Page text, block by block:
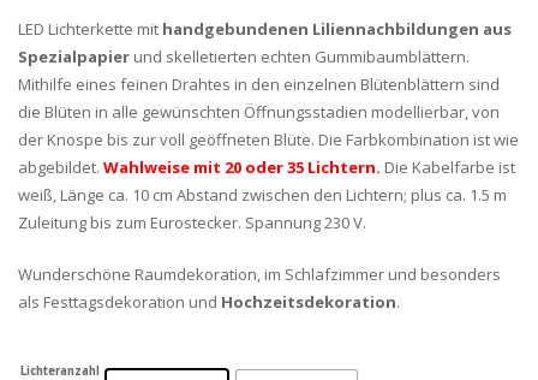
LED Lichterkette mit handgebundenen Liliennachbildungen aus
Spezialpapier und skelletierten echten Gummibaumblättern.
Mithilfe eines feinen Drahtes in den einzelnen Blütenblättern sind
die Blüten in alle gewünschten Öffnungsstadien modellierbar, von
der Knospe bis zur voll geöffneten Blüte. Die Farbkombination ist wie
abgebildet. Wahlweise mit 20 oder 35 Lichtern. Die Kabelfarbe ist
weiß, Länge ca. 10 cm Abstand zwischen den Lichtern; plus ca. 1.5 m
Zuleitung bis zum Eurostecker. Spannung 230 V.
Wunderschöne Raumdekoration, im Schlafzimmer und besonders
als Festtagsdekoration und Hochzeitsdekoration.
Lichteranzahl